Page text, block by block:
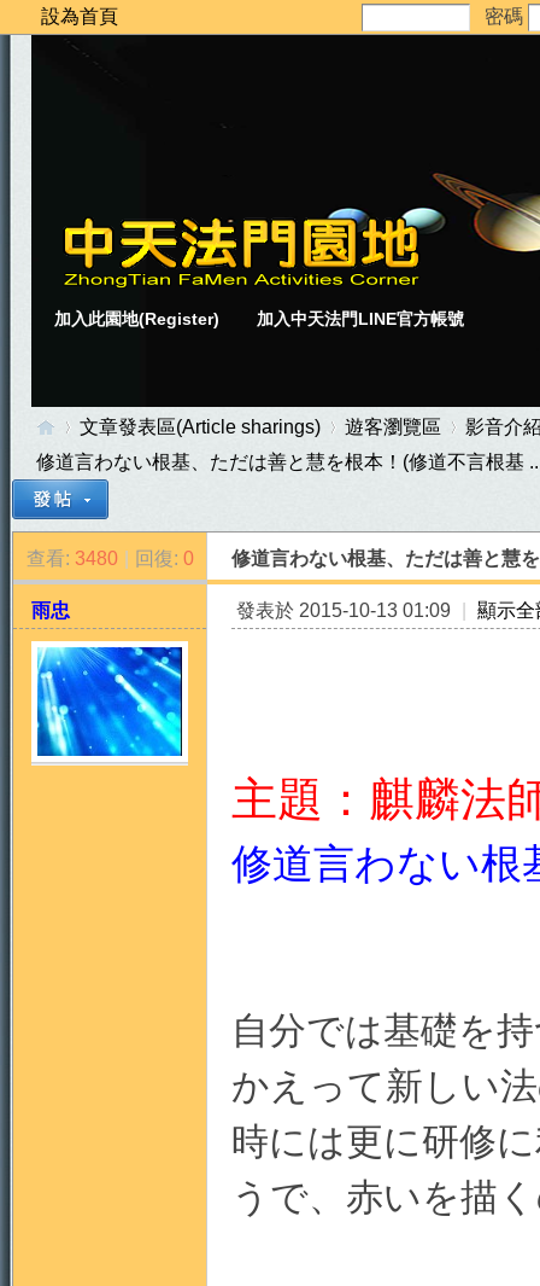
設為首頁 密碼
加入此園地(Register) 加入中天法門LINE官方帳號
中
天
»
文章發表區(Article sharings)
›
遊客瀏覽區
›
影音介
修道言わない根基、ただは善と慧を根本！(修道不言根基
查看: 3480 回復: 0 修道言わない根基、ただは善と慧
雨忠 發表於 2015-10-13 01:09 顯示全
主題：麒麟法
修道言わない根
自分では基礎を
かえって新しい
時には更に研修
うで、赤いを描